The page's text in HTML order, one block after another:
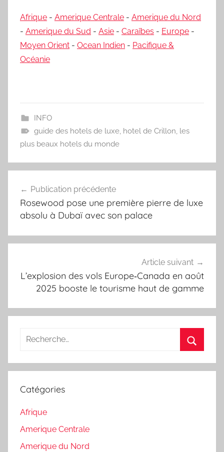
Afrique - Amerique Centrale - Amerique du Nord
- Amerique du Sud - Asie - Caraïbes - Europe -
Moyen Orient - Ocean Indien - Pacifique &
Océanie
INFO
guide des hotels de luxe, hotel de Crillon, les
plus beaux hotels du monde
de
l’article
Publication précédente
Rosewood pose une première pierre de luxe
absolu à Dubaï avec son palace
Article suivant
L’explosion des vols Europe‑Canada en août
2025 booste le tourisme haut de gamme
Recherche
:
Catégories
Afrique
Amerique Centrale
Amerique du Nord